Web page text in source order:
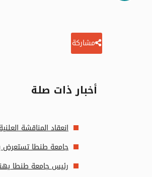
مشاركة
أخبار ذات صلة
انعقاد المناقشة
جامعة طنطا تستعرض
رئيس جامعة طنطا